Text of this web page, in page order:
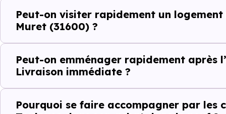
Ce fonctionnement est
Éviter les
Dans un projet rapide,
Peut-on visiter rapidement un
Muret (31600) ?
Peut-on emménager rapidement après
Livraison immédiate ?
Pourquoi se faire accompagner par les